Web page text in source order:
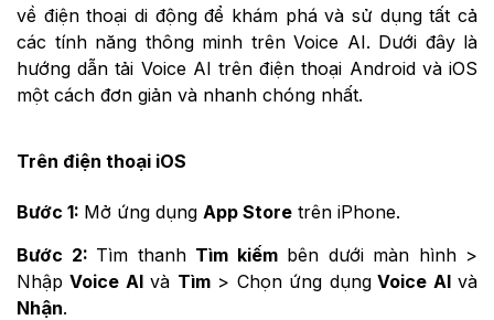
về điện thoại di động để khám phá và sử dụng tất cả
các tính năng thông minh trên Voice AI. Dưới đây là
hướng dẫn tải Voice AI trên điện thoại Android và iOS
một cách đơn giản và nhanh chóng nhất.
Trên điện thoại iOS
Bước 1: Mở ứng dụng App Store trên iPhone.
Bước 2: Tìm thanh Tìm kiếmbên dưới màn hình >
NhậpVoice AIvà Tìm> Chọn ứng dụngVoice AIvà
Nhận.